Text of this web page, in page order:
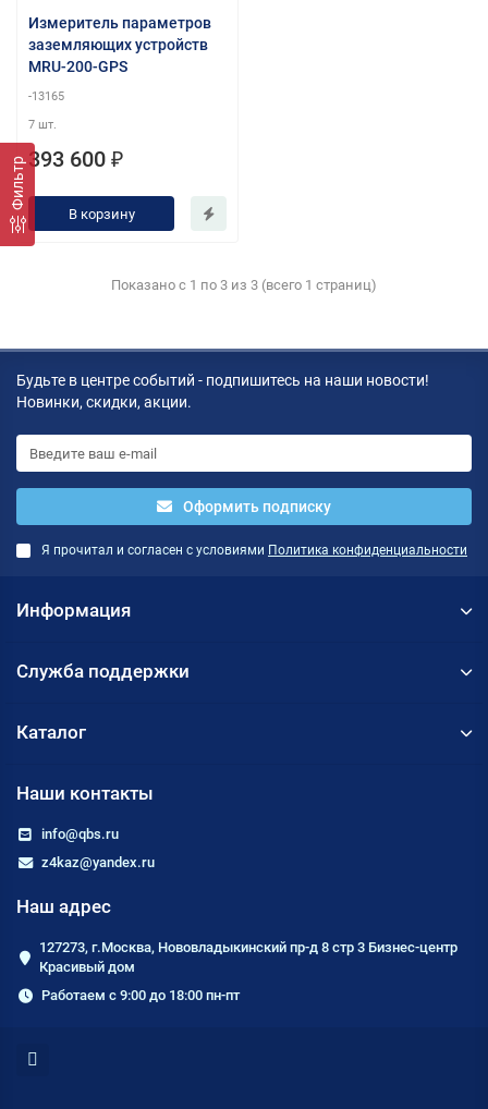
Фильтр
Измеритель параметров
заземляющих устройств
MRU-200-GPS
-13165
7 шт.
393 600 ₽
В корзину
Показано с 1 по 3 из 3 (всего 1 страниц)
Будьте в центре событий - подпишитесь на наши новости!
Новинки, скидки, акции.
Оформить подписку
Я прочитал и согласен с условиями Политика конфиденциальности
Информация
Служба поддержки
Каталог
Наши контакты
info@qbs.ru
z4kaz@yandex.ru
Наш адрес
127273, г.Москва, Нововладыкинский пр-д 8 стр 3 Бизнес-центр
Красивый дом
Работаем с 9:00 до 18:00 пн-пт